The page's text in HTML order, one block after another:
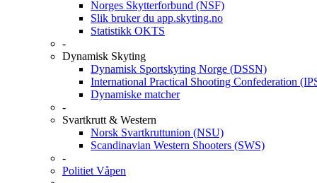
Norges Skytterforbund (NSF)
Slik bruker du app.skyting.no
Statistikk OKTS
-
Dynamisk Skyting
Dynamisk Sportskyting Norge (DSSN)
International Practical Shooting Confederation
Dynamiske matcher
-
Svartkrutt & Western
Norsk Svartkruttunion (NSU)
Scandinavian Western Shooters (SWS)
-
Politiet Våpen